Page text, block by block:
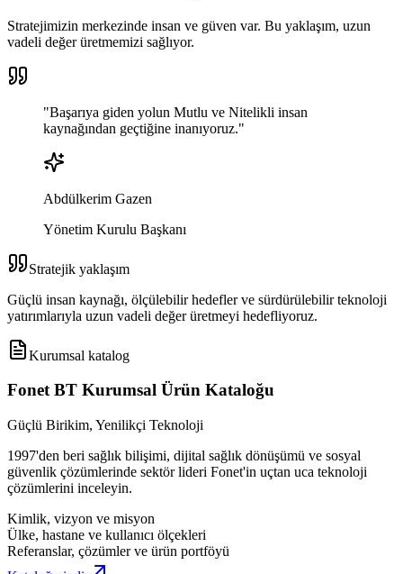
Stratejimizin merkezinde insan ve güven var. Bu yaklaşım, uzun
vadeli değer üretmemizi sağlıyor.
"Başarıya giden yolun Mutlu ve Nitelikli insan
kaynağından geçtiğine inanıyoruz."
Abdülkerim Gazen
Yönetim Kurulu Başkanı
Stratejik yaklaşım
Güçlü insan kaynağı, ölçülebilir hedefler ve sürdürülebilir teknoloji
yatırımlarıyla uzun vadeli değer üretmeyi hedefliyoruz.
Kurumsal katalog
Fonet BT Kurumsal Ürün Kataloğu
Güçlü Birikim, Yenilikçi Teknoloji
1997'den beri sağlık bilişimi, dijital sağlık dönüşümü ve sosyal
güvenlik çözümlerinde sektör lideri Fonet'in uçtan uca teknoloji
çözümlerini inceleyin.
Kimlik, vizyon ve misyon
Ülke, hastane ve kullanıcı ölçekleri
Referanslar, çözümler ve ürün portföyü